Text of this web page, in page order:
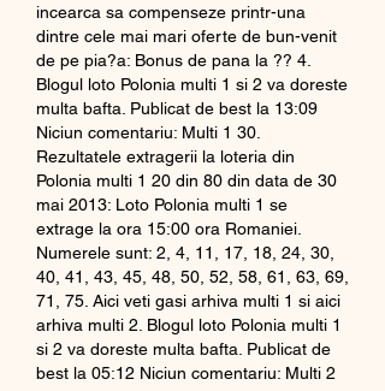
incearca sa compenseze printr-una
dintre cele mai mari oferte de bun-venit
de pe pia?a: Bonus de pana la ?? 4.
Blogul loto Polonia multi 1 si 2 va doreste
multa bafta. Publicat de best la 13:09
Niciun comentariu: Multi 1 30.
Rezultatele extragerii la loteria din
Polonia multi 1 20 din 80 din data de 30
mai 2013: Loto Polonia multi 1 se
extrage la ora 15:00 ora Romaniei.
Numerele sunt: 2, 4, 11, 17, 18, 24, 30,
40, 41, 43, 45, 48, 50, 52, 58, 61, 63, 69,
71, 75. Aici veti gasi arhiva multi 1 si aici
arhiva multi 2. Blogul loto Polonia multi 1
si 2 va doreste multa bafta. Publicat de
best la 05:12 Niciun comentariu: Multi 2